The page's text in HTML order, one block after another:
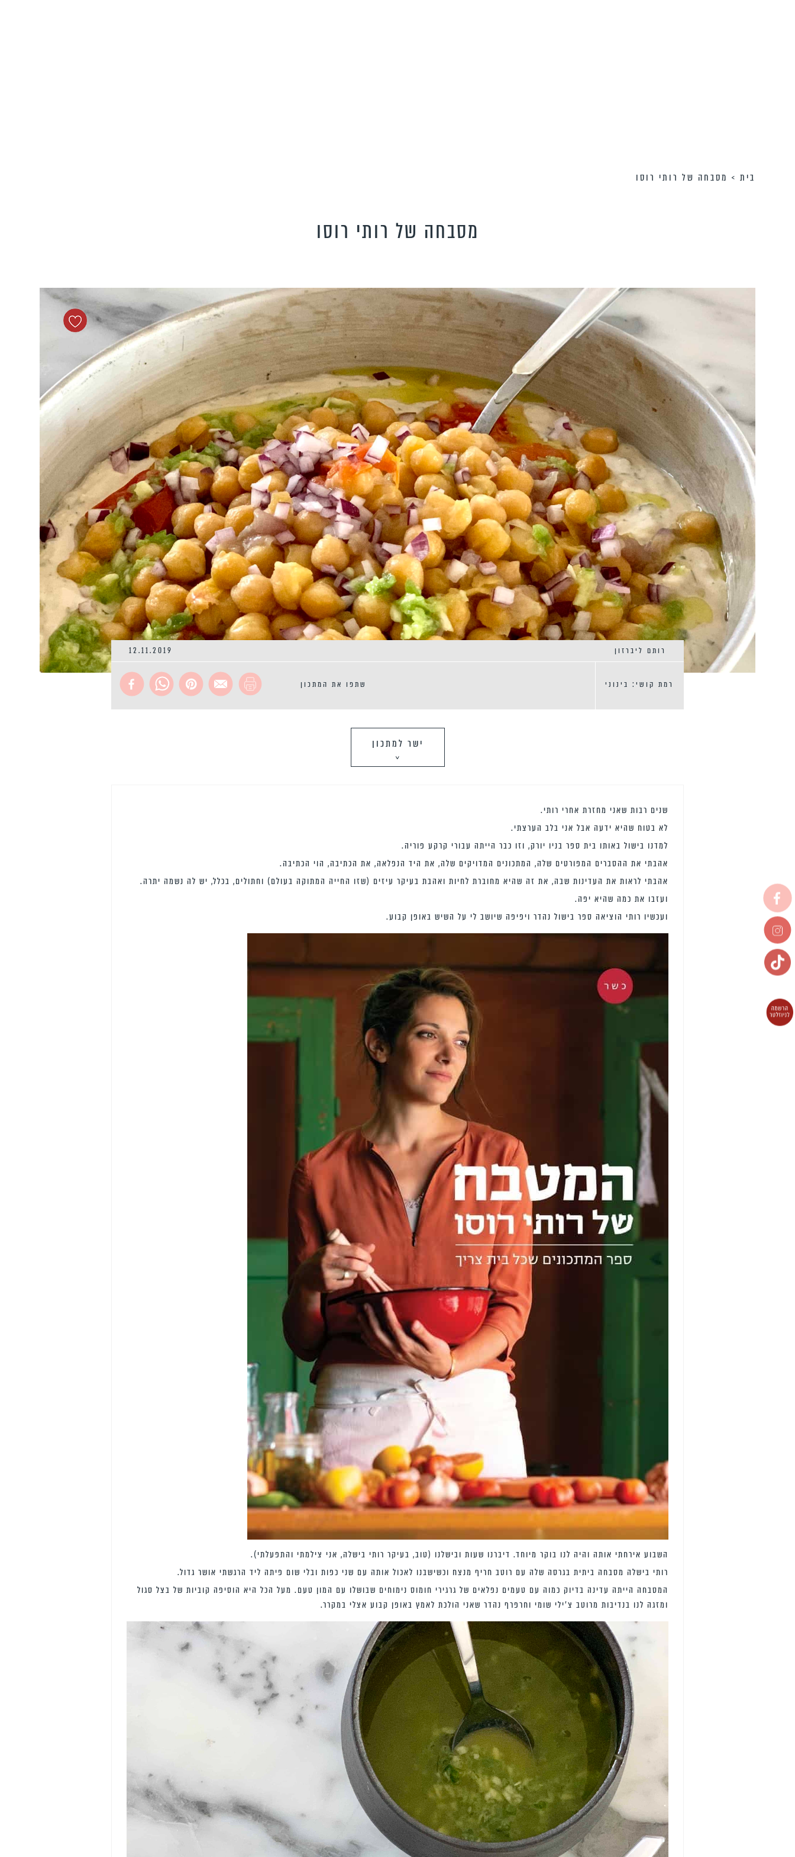
בית > מסבחה של רותי רוסו
מסבחה של רותי רוסו
12.11.2019 רותם ליברזון
רמת קושי: בינוני שתפו את המתכון
ישר למתכון
>
שנים רבות שאני מחזרת אחרי רותי.
לא בטוח שהיא ידעה אבל אני בלב הערצתי.
למדנו בישול באותו בית ספר בניו יורק, וזו כבר הייתה עבורי קרקע פוריה.
אהבתי את ההסברים המפורטים שלה, המתכונים המדויקים שלה, את היד הנפלאה, את הכתיבה, הוי הכתיבה.
אהבתי לראות את העדינות שבה, את זה שהיא מחוברת לחיות ואהבת בעיקר עיזים (שזו החייה המתוקה בעולם) וחתולים, בכלל, יש לה נשמה יתרה.
ועזבו את כמה שהיא יפה.
ועכשיו רותי הוציאה ספר בישול נהדר ויפיפה שיושב לי על השיש באופן קבוע.
השבוע אירחתי אותה והיה לנו בוקר מיוחד. דיברנו שעות ובישלנו (טוב, בעיקר רותי בישלה, אני צילמתי והתפעלתי).
רותי בישלה מסבחה ביתית בגרסה שלה עם רוטב חריף מנצח וכשישבנו לאכול אותה עם שני כפות ובלי שום פיתה ליד הרגשתי אושר גדול.
המסבחה הייתה עדינה בדיוק כמוה עם טעמים נפלאים של גרגירי חומוס נימוחים שבושלו עם המון טעם. מעל הכל היא הוסיפה קוביות של בצל סגול
ומזגה לנו בנדיבות מרוטב צ’ילי שומי וחרפרף נהדר שאני הולכת לאמץ באופן קבוע אצלי במקרר.